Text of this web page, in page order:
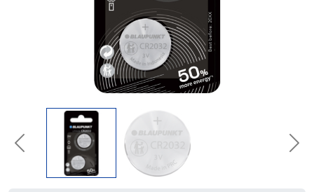
Previous